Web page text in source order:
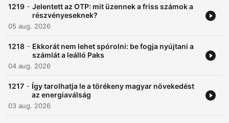
1219 - Jelentett az OTP: mit üzennek a friss számok a
részvényeseknek?
05 aug. 2026
1218 - Ekkorát nem lehet spórolni: be fogja nyújtani a
számlát a leálló Paks
04 aug. 2026
1217 - Így tarolhatja le a törékeny magyar növekedést
az energiaválság
03 aug. 2026